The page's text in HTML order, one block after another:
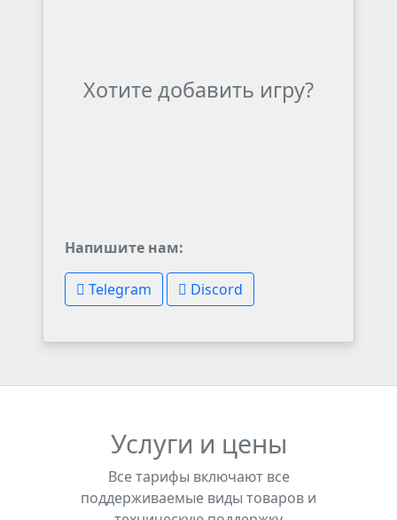
Хотите добавить игру?
Напишите нам:
Telegram Discord
Услуги и цены
Все тарифы включают все
поддерживаемые виды товаров и